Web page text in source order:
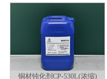
铜材钝化剂CP-530L(浓缩)